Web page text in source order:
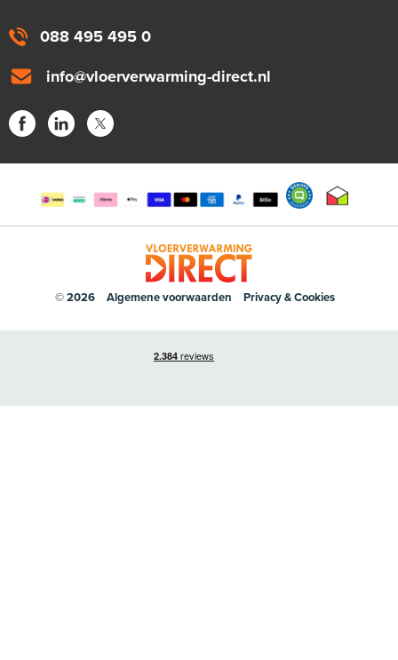
088 495 495 0
info@vloerverwarming-direct.nl
© 2026 Algemene voorwaarden Privacy & Cookies